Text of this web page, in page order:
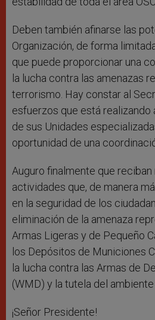
Deben también afinarse las
Organización, de forma
que puede proporcionar una
la lucha contra las amenazas
terrorismo. Hay constar al
esfuerzos que está
de sus Unidades
oportunidad de una
Auguro finalmente que
actividades que, de manera
en la seguridad de los
eliminación de la amenaza
Armas Ligeras y de Pequeño
los Depósitos de Municiones
la lucha contra las Armas de
(WMD) y la tutela del
¡Señor Presidente!